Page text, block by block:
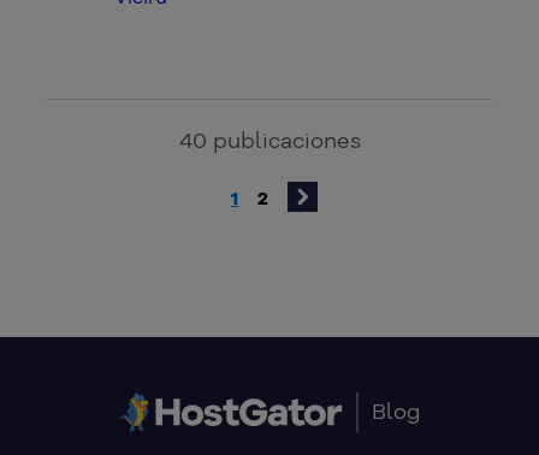
40 publicaciones
1 2
Blog